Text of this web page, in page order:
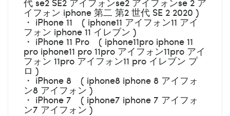
イフォン iphone 第二 第2 世代 SE 2 2020 )
・ iPhone 11 ( iphone11 アイフォン11 アイ
フォン iphone 11 イレブン )
・ iPhone 11 Pro ( iphone11pro iphone 11
pro iphone11 pro 11pro アイフォン11pro アイ
フォン 11pro アイフォン11 pro イレブン プ
ロ )
・ iPhone 8 ( iphone8 iphone 8 アイフォ
ン8 アイフォン )
・ iPhone 7 ( iphone7 iphone 7 アイフォ
ン7 アイフォン )